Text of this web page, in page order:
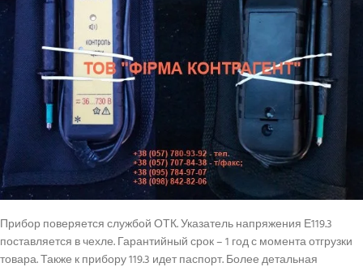
Прибор поверяется службой ОТК. Указатель напряжения Е119.3
поставляется в чехле. Гарантийный срок – 1 год с момента отгрузки
товара. Также к прибору 119.3 идет паспорт. Более детальная